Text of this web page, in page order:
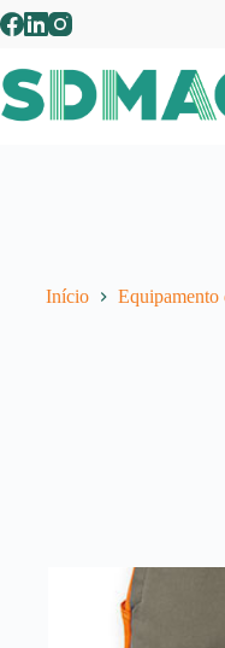
Pular
para
conteúdo
Início